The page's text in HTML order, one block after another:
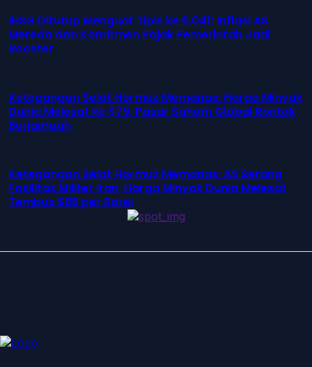
IHSG Ditutup Menguat Tipis ke 6.041: Inflasi AS
Mereda dan Komitmen Pajak Pemerintah Jadi
Booster
Ketegangan Selat Hormuz Memanas: Harga Minyak
Dunia Melesat ke $79, Pasar Saham Global Rontok
Berjamaah
Ketegangan Selat Hormuz Memanas: AS Serang
Fasilitas Militer Iran, Harga Minyak Dunia Melesat
Tembus $85 per Barel